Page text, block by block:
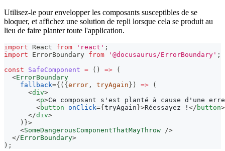
Utilisez-le pour envelopper les composants susceptibles de se
bloquer, et affichez une solution de repli lorsque cela se produit au
lieu de faire planter toute l'application.
import React from 'react' ;
import
ErrorBoundary from '@docusaurus/ErrorBoundary' ;
const
SafeComponent = ( ) =>
(
<ErrorBoundary
fallback={ ( {error , tryAgain} ) =>
(
<div>
<p>Ce composant s'est planté à cause d'une
<button onClick={tryAgain}>Réessayez ! </ button>
</div>
) }>
<SomeDangerousComponentThatMayThrow
/>
</ErrorBoundary>
) ;